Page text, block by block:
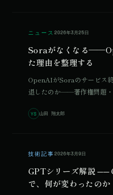
© 2026 Qurated. ReIT ×
ニュース 2026年3月25日
Soraがなくなる
た理由を整理する
OpenAIがSoraのサービス
退したのか——著作権問題
YS 山田 翔太郎
技術記事2026年3月9日
GPTシリーズ解説 ──
で、何が変わったのか